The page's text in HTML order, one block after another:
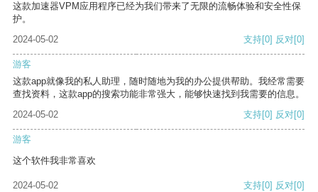
这款加速器VPM应用程序已经为我们带来了无限的流畅体验和安全性保
护。
2024-05-02
支持[0] 反对[0]
游客
这款app就像我的私人助理，随时随地为我的办公提供帮助。我经常需要
查找资料，这款app的搜索功能非常强大，能够快速找到我需要的信息。
2024-05-02
支持[0] 反对[0]
游客
这个软件我非常喜欢
2024-05-02 支持[0] 反对[0]